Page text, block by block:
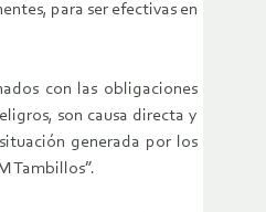
para ser efectivas en
con las obligaciones
son causa directa y
generada por los
Tambillos”.